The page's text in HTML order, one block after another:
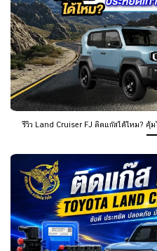
รีวิว Land Cruiser FJ ติดแก๊สได้ไหม? คุ้